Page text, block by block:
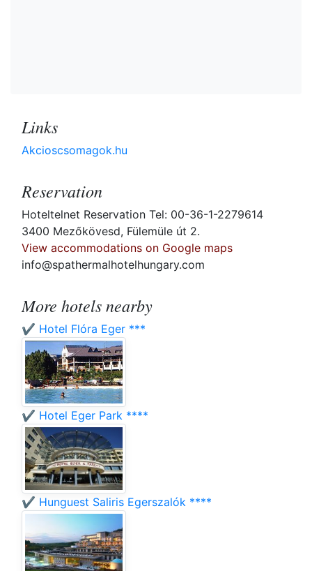
Links
Akcioscsomagok.hu
Reservation
Hoteltelnet Reservation Tel: 00-36-1-2279614
3400 Mezőkövesd, Fülemüle út 2.
View accommodations on Google maps
info@spathermalhotelhungary.com
More hotels nearby
✔️ Hotel Flóra Eger ***
✔️ Hotel Eger Park ****
✔️ Hunguest Saliris Egerszalók ****